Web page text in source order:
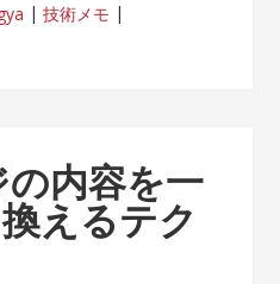
技術メモ
内容を一
えるテク